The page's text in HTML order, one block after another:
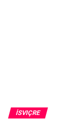
İSVIÇRE